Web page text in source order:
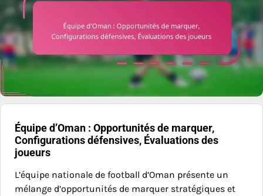
Équipe d’Oman : Opportunités de marquer,
Configurations défensives, Évaluations des
joueurs
L’équipe nationale de football d’Oman présente un
mélange d’opportunités de marquer stratégiques et